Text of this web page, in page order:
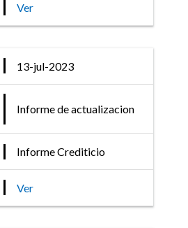
Ver
13-jul-2023
Informe de actualizacion
Informe Crediticio
Ver